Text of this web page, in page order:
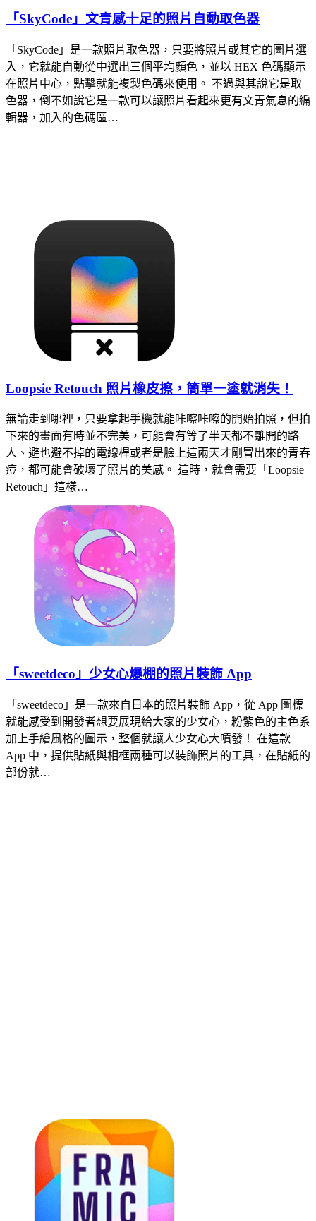
「SkyCode」文青感十足的照片自動取色器
「SkyCode」是一款照片取色器，只要將照片或其它的圖片選
入，它就能自動從中選出三個平均顏色，並以 HEX 色碼顯示
在照片中心，點擊就能複製色碼來使用。 不過與其說它是取
色器，倒不如說它是一款可以讓照片看起來更有文青氣息的編
輯器，加入的色碼區…
Loopsie Retouch 照片橡皮擦，簡單一塗就消失！
無論走到哪裡，只要拿起手機就能咔嚓咔嚓的開始拍照，但拍
下來的畫面有時並不完美，可能會有等了半天都不離開的路
人、避也避不掉的電線桿或者是臉上這兩天才剛冒出來的青春
痘，都可能會破壞了照片的美感。 這時，就會需要「Loopsie
Retouch」這樣…
「sweetdeco」少女心爆棚的照片裝飾 App
「sweetdeco」是一款來自日本的照片裝飾 App，從 App 圖標
就能感受到開發者想要展現給大家的少女心，粉紫色的主色系
加上手繪風格的圖示，整個就讓人少女心大噴發！ 在這款
App 中，提供貼紙與相框兩種可以裝飾照片的工具，在貼紙的
部份就…